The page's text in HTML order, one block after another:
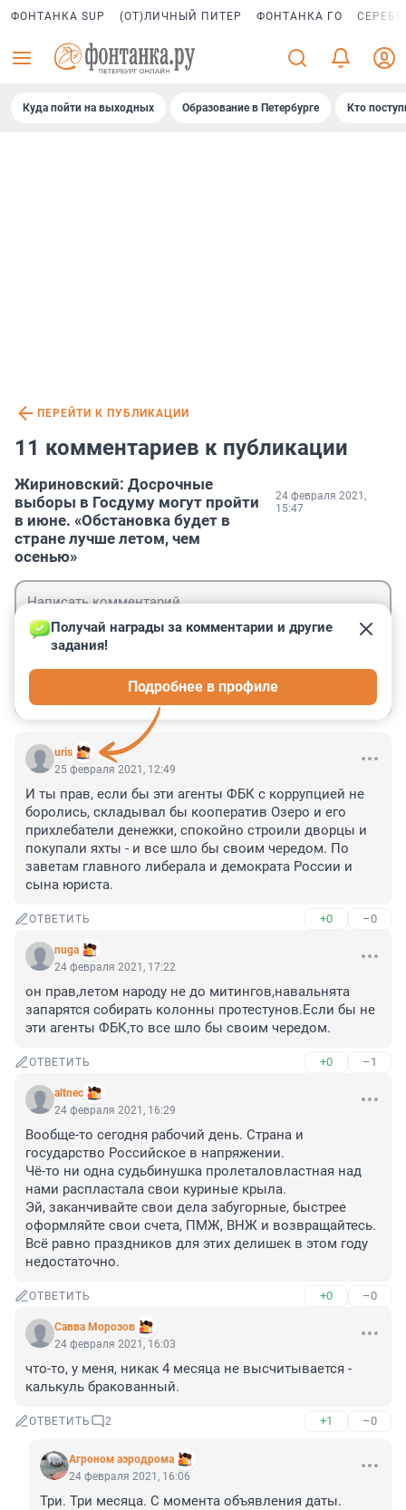
ФОНТАНКА SUP (ОТ)ЛИЧНЫЙ ПИТЕР ФОНТАНКА ГО
Куда пойти на выходных Образование в Петербурге Кто
ПЕРЕЙТИ К ПУБЛИКАЦИИ
11 комментариев к публикации
Жириновский: Досрочные
выборы в Госдуму могут пройти
в июне. «Обстановка будет в
стране лучше летом, чем
осенью»
24 февраля 2021,
15:47
uris
Получай награды за комментарии и другие
задания!
Подробнее в профиле
25 февраля 2021, 12:49
И ты прав, если бы эти агенты ФБК с коррупцией не
боролись, складывал бы кооператив Озеро и его
прихлебатели денежки, спокойно строили дворцы и
покупали яхты - и все шло бы своим чередом. По
заветам главного либерала и демократа России и
сына юриста.
ОТВЕТИТЬ +0 –0
nuga
24 февраля 2021, 17:22
он прав,летом народу не до митингов,навальнята
запарятся собирать колонны протестунов.Если бы не
эти агенты ФБК,то все шло бы своим чередом.
ОТВЕТИТЬ +0 –1
altnec
24 февраля 2021, 16:29
Вообще-то сегодня рабочий день. Страна и
государство Российское в напряжении.
Чё-то ни одна судьбинушка пролеталовластная над
нами распластала свои куриные крыла.
Эй, заканчивайте свои дела забугорные, быстрее
оформляйте свои счета, ПМЖ, ВНЖ и возвращайтесь.
Всё равно праздников для этих делишек в этом году
недостаточно.
ОТВЕТИТЬ +0 –0
Савва Морозов
24 февраля 2021, 16:03
что-то, у меня, никак 4 месяца не высчитывается -
калькуль бракованный.
ОТВЕТИТЬ 2 +1 –0
Агроном аэродрома
24 февраля 2021, 16:06
Три. Три месяца. С момента объявления даты.